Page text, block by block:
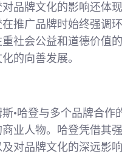
品牌文化的影响还体
推广品牌时始终强调
社会公益和道德价值
的向善发展。
·哈登与多个品牌合
业人物。哈登凭借其
对品牌文化的深远影